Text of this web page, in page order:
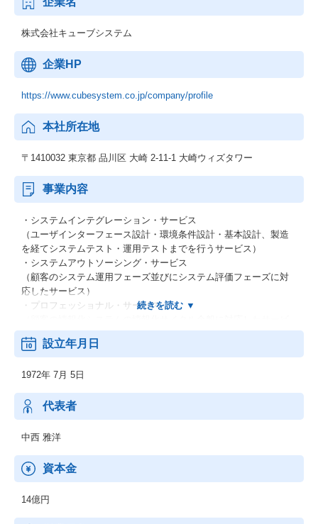
株式会社キューブシステム
企業HP
https://www.cubesystem.co.jp/company/profile
本社所在地
〒1410032 東京都 品川区 大崎 2-11-1 大崎ウィズタワー
事業内容
・システムインテグレーション・サービス
（ユーザインターフェース設計・環境条件設計・基本設計、製造
を経てシステムテスト・運用テストまでを行うサービス）
・システムアウトソーシング・サービス
（顧客のシステム運用フェーズ並びにシステム評価フェーズに対
応したサービス）
・プロフェッショナル・サービス
ス）
設立年月日
1972年 7月 5日
代表者
中西 雅洋
資本金
14億円